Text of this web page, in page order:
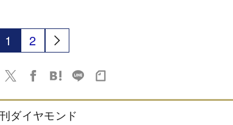
1 2
ダイヤモンド